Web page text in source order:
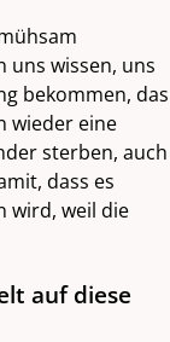
uns wissen, uns
bekommen, das
wieder eine
sterben, auch
dass es
wird, weil die
auf diese